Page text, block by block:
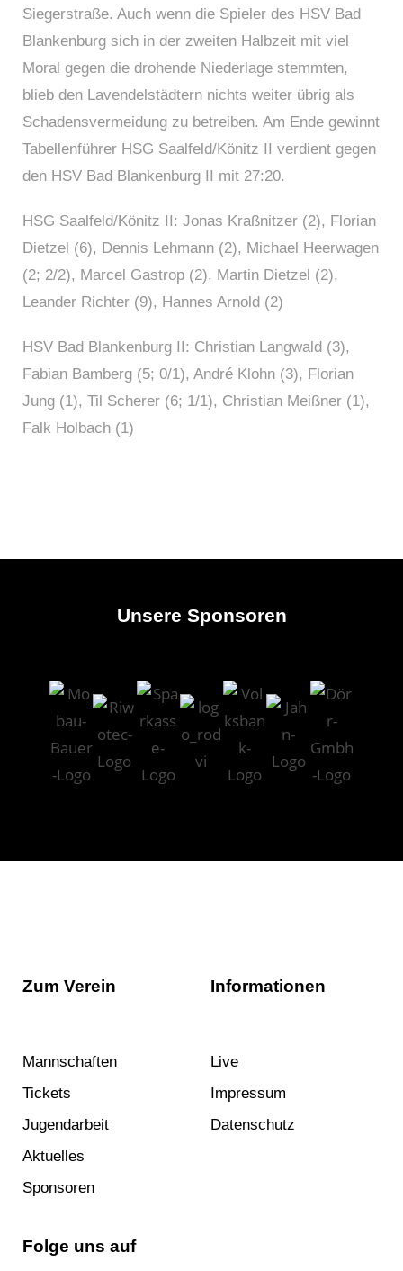
Siegerstraße. Auch wenn die Spieler des HSV Bad
Blankenburg sich in der zweiten Halbzeit mit viel
Moral gegen die drohende Niederlage stemmten,
blieb den Lavendelstädtern nichts weiter übrig als
Schadensvermeidung zu betreiben. Am Ende gewinnt
Tabellenführer HSG Saalfeld/Könitz II verdient gegen
den HSV Bad Blankenburg II mit 27:20.
HSG Saalfeld/Könitz II: Jonas Kraßnitzer (2), Florian
Dietzel (6), Dennis Lehmann (2), Michael Heerwagen
(2; 2/2), Marcel Gastrop (2), Martin Dietzel (2),
Leander Richter (9), Hannes Arnold (2)
HSV Bad Blankenburg II: Christian Langwald (3),
Fabian Bamberg (5; 0/1), André Klohn (3), Florian
Jung (1), Til Scherer (6; 1/1), Christian Meißner (1),
Falk Holbach (1)
Unsere Sponsoren
Zum Verein
Mannschaften
Tickets
Jugendarbeit
Aktuelles
Sponsoren
Informationen
Live
Impressum
Datenschutz
Folge uns auf